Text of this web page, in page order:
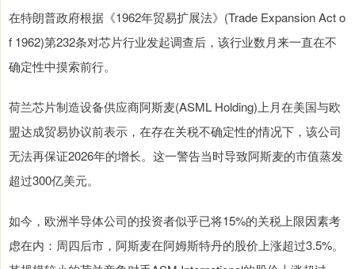
在特朗普政府根据《1962年贸易扩展法》(Trade Expansion Act o
f 1962)第232条对芯片行业发起调查后，该行业数月来一直在不
确定性中摸索前行。
荷兰芯片制造设备供应商阿斯麦(ASML Holding)上月在美国与欧
盟达成贸易协议前表示，在存在关税不确定性的情况下，该公司
无法再保证2026年的增长。这一警告当时导致阿斯麦的市值蒸发
超过300亿美元。
如今，欧洲半导体公司的投资者似乎已将15%的关税上限因素考
虑在内：周四后市，阿斯麦在阿姆斯特丹的股价上涨超过3.5%。